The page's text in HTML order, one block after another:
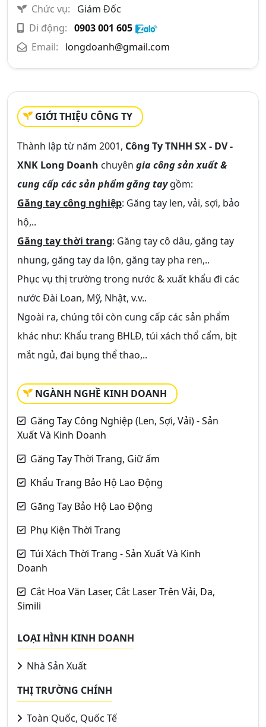
Chức vụ:
Giám Đốc
Di động: 0903 001 605
Email:
longdoanh@gmail.com
GIỚI THIỆU CÔNG TY
Thành lập từ năm 2001, Công Ty TNHH SX - DV -
XNK Long Doanh chuyên gia công sản xuất &
cung cấp các sản phẩm găng taygồm:
Găng tay công nghiệp: Găng tay len, vải, sợi, bảo
hộ,..
Găng tay thời trang: Găng tay cô dâu, găng tay
nhung, găng tay da lộn, găng tay pha ren,..
Phục vụ thị trường trong nước & xuất khẩu đi các
nước Đài Loan, Mỹ, Nhật, v.v..
Ngoài ra, chúng tôi còn cung cấp các sản phẩm
khác như: Khẩu trang BHLĐ, túi xách thổ cẩm, bịt
mắt ngủ, đai bụng thể thao,..
NGÀNH NGHỀ KINH DOANH
Găng Tay Công Nghiệp (Len, Sợi, Vải) - Sản
Xuất Và Kinh Doanh
Găng Tay Thời Trang, Giữ ấm
Khẩu Trang Bảo Hộ Lao Động
Găng Tay Bảo Hộ Lao Động
Phụ Kiện Thời Trang
Túi Xách Thời Trang - Sản Xuất Và Kinh
Doanh
Cắt Hoa Văn Laser, Cắt Laser Trên Vải, Da,
Simili
LOẠI HÌNH KINH DOANH
Nhà Sản Xuất
THỊ TRƯỜNG CHÍNH
Toàn Quốc, Quốc Tế